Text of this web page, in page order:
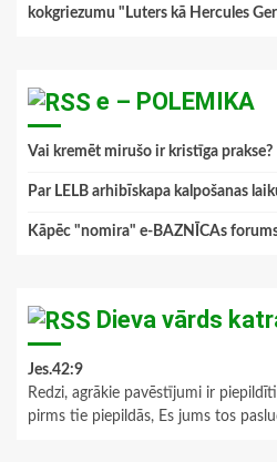
kokgriezumu "Luters kā Hercules
e – POLEMIKA
Vai kremēt mirušo ir kristīga prakse?
Par LELB arhibīskapa kalpošanas
Kāpēc "nomira" e-BAZNĪCAs
Dieva vārds
Jes.42:9
Redzi, agrākie pavēstījumi ir
pirms tie piepildās, Es jums tos